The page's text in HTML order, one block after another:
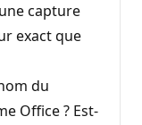
capture
exact que
du
Office ? Est-